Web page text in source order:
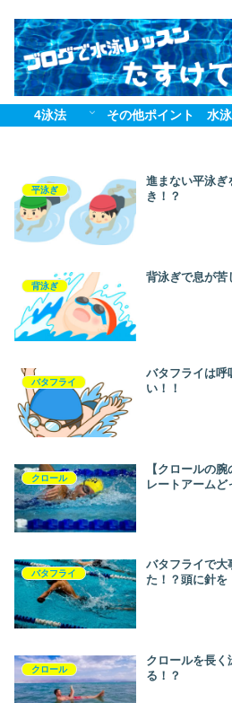
4泳法 その他ポイント 水
平泳ぎ
進まない平泳ぎ
き！？
背泳ぎ
背泳ぎで息が苦
バタフライ
バタフライは呼
い！！
クロール
【クロールの
レートアームど
バタフライ
バタフライで大
た！？頭に針を
クロール
クロールを長く
る！？